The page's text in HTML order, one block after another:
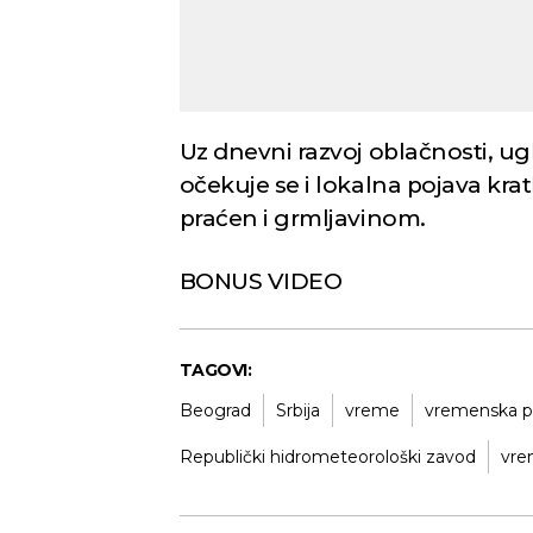
Uz dnevni razvoj oblačnosti,
očekuje se i lokalna pojava
praćen i grmljavinom.
BONUS VIDEO
TAGOVI:
Beograd
Srbija vreme vremenska
Republički hidrometeorološki zavod
26 °C Min temp:20
°C
Max temp:35
°C
Vetar: 3 m/s